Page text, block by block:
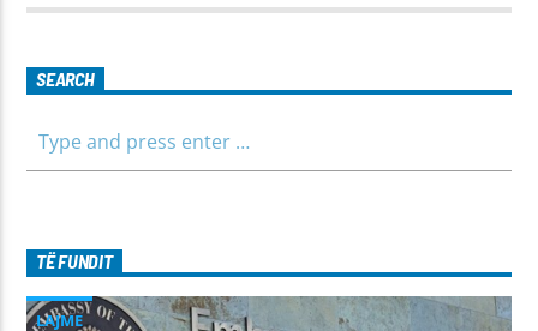
SEARCH
TË FUNDIT
LAJME